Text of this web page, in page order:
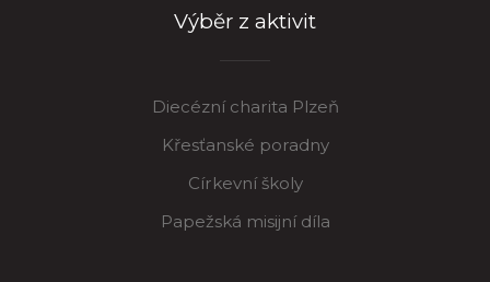
Výběr z aktivit
Diecézní charita Plzeň
Křesťanské poradny
Církevní školy
Papežská misijní díla